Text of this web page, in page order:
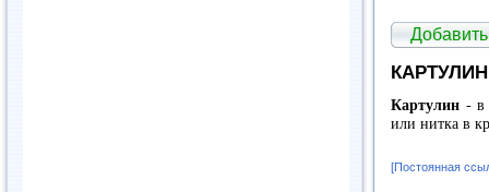
КАРТУЛИН
Картулин - в
или нитка в
[Постоянная